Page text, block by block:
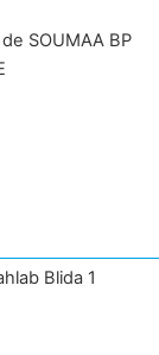
SOUMAA BP
Blida 1